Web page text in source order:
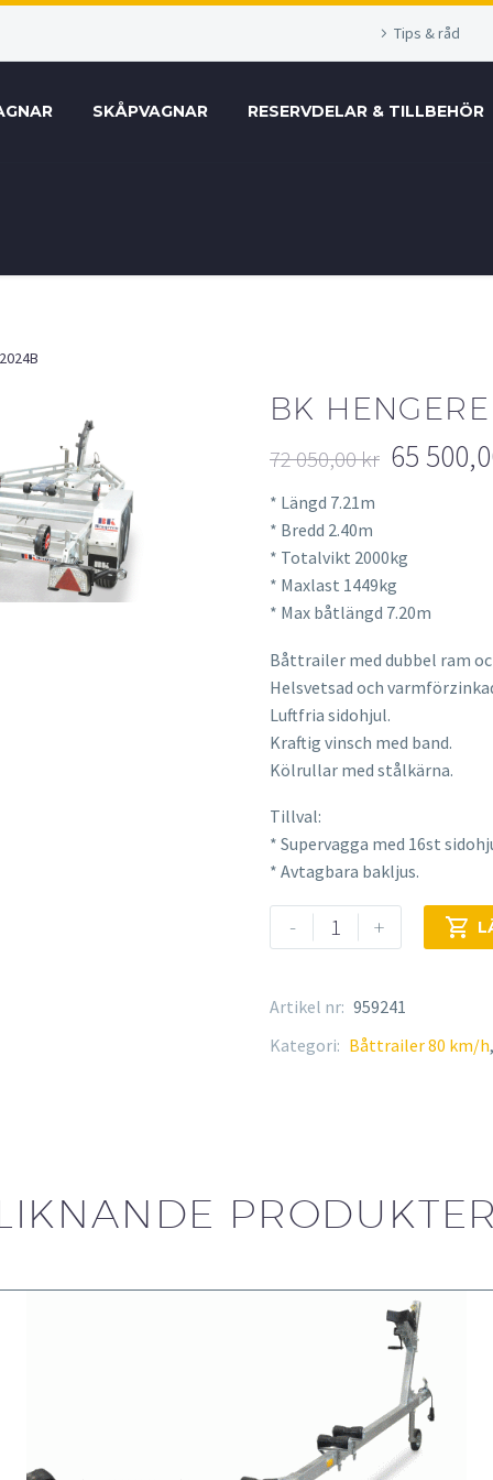
Tips & råd
SKÅPVAGNAR RESERVDELAR & TILLBEHÖR
BK
72 050,00kr
ursprungliga
priset
var:
72
65
nuvarande
priset
är:
65
* Längd 7.21m
* Bredd 2.40m
* Totalvikt 2000kg
* Maxlast 1449kg
* Max båtlängd 7.20m
Båttrailer med dubbel ram
Helsvetsad och
Luftfria sidohjul.
Kraftig vinsch med band.
Kölrullar med stålkärna.
Tillval:
* Supervagga med 16st
* Avtagbara bakljus.
-
Hengeren
mängd
+ 
Artikel nr: 959241
Kategori: Båttrailer 80 km/h